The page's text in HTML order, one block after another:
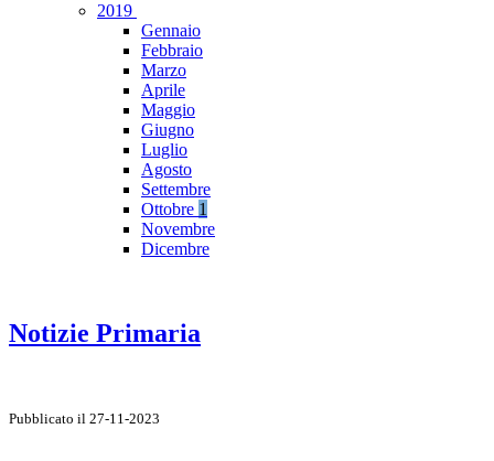
2019
Gennaio
Febbraio
Marzo
Aprile
Maggio
Giugno
Luglio
Agosto
Settembre
Ottobre 1
Novembre
Dicembre
Notizie Primaria
Pubblicato il 27-11-2023